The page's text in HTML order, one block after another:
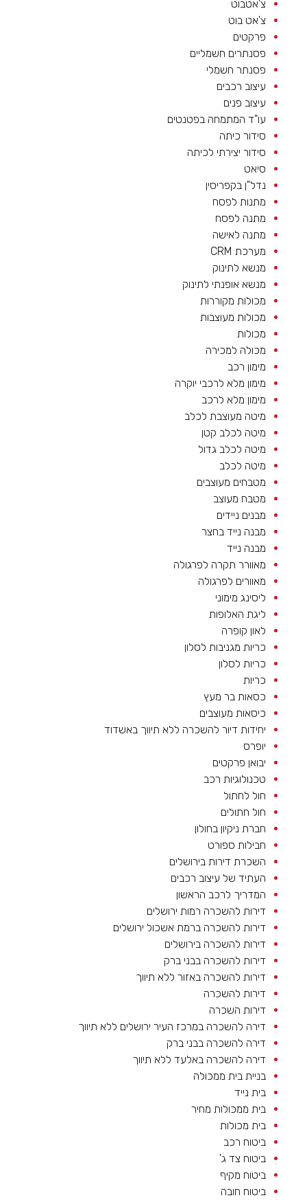
צ'אטבוט
צ'אט בוט
פרקטים
פסנתרים חשמליים
פסנתר חשמלי
עיצוב רכבים
עיצוב פנים
עו"ד המתמחה בפטנטים
סידור כיתה
סידור יצירתי לכיתה
סיאט
נדל"ן בקפריסין
מתנות לפסח
מתנה לפסח
מתנה לאישה
מערכת CRM
מנשא לתינוק
מנשא אופנתי לתינוק
מכולות מקוררות
מכולות מעוצבות
מכולות
מכולה למכירה
מימון רכב
מימון מלא לרכבי יוקרה
מימון מלא לרכב
מיטה מעוצבת לכלב
מיטה לכלב קטן
מיטה לכלב גדול
מיטה לכלב
מטבחים מעוצבים
מטבח מעוצב
מבנים ניידים
מבנה נייד בחצר
מבנה נייד
מאוורר תקרה לפרגולה
מאוורים לפרגולה
ליסינג מימוני
ליגת האלופות
לאון קופרה
כריות מגניבות לסלון
כריות לסלון
כריות
כסאות בר מעץ
כיסאות מעוצבים
יחידות דיור להשכרה ללא תיווך באשדוד
יופרס
יבואן פרקטים
טכנולוגיות רכב
חול לחתול
חול חתולים
חברת ניקיון בחולון
חבילות ספורט
השכרת דירות בירושלים
העתיד של עיצוב רכבים
המדריך לרכב הראשון
דירות להשכרה רמות ירושלים
דירות להשכרה ברמת אשכול ירושלים
דירות להשכרה בירושלים
דירות להשכרה בבני ברק
דירות להשכרה באזור ללא תיווך
דירות להשכרה
דירות השכרה
דירה להשכרה במרכז העיר ירושלים ללא תיווך
דירה להשכרה בבני ברק
דירה להשכרה באלעד ללא תיווך
בניית בית ממכולה
בית נייד
בית ממכולות מחיר
בית מכולות
ביטוח רכב
ביטוח צד ג'
ביטוח מקיף
ביטוח חובה